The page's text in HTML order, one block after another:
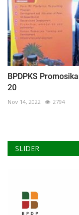
BPDPKS
20
Nov 14, 2022 2794
SLIDER